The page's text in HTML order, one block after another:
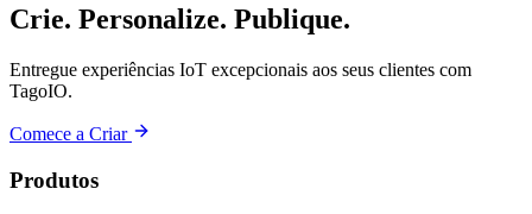
Crie. Personalize. Publique.
Entregue experiências IoT excepcionais aos seus clientes com
TagoIO.
Comece a Criar
Produtos